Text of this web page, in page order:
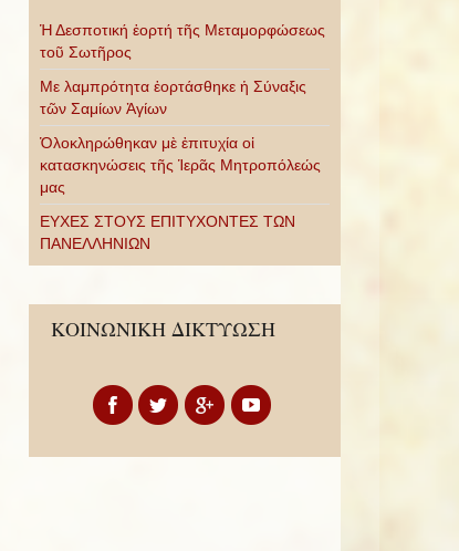
Ἡ Δεσποτική ἑορτή τῆς Μεταμορφώσεως
τοῦ Σωτῆρος
Με λαμπρότητα ἑορτάσθηκε ἡ Σύναξις
τῶν Σαμίων Ἁγίων
Ὁλοκληρώθηκαν μὲ ἐπιτυχία οἱ
κατασκηνώσεις τῆς Ἱερᾶς Μητροπόλεώς
μας
ΕΥΧΕΣ ΣΤΟΥΣ ΕΠΙΤΥΧΟΝΤΕΣ ΤΩΝ
ΠΑΝΕΛΛΗΝΙΩΝ
ΚΟΙΝΩΝΙΚΗ ΔΙΚΤΥΩΣΗ